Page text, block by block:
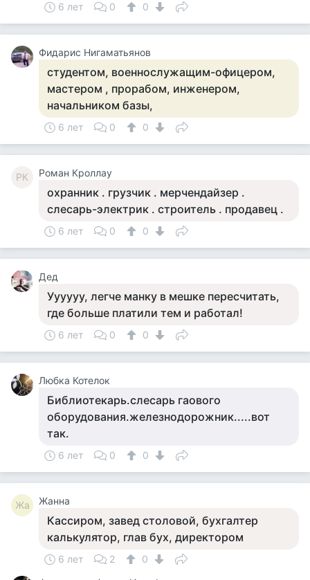
6 лет 0 0
Фидарис Нигаматьянов
студентом, военнослужащим-офицером,
мастером , прорабом, инженером,
начальником базы,
6 лет 0 0
РК Роман Кроллау
охранник . грузчик . мерчендайзер .
слесарь-электрик . строитель . продавец .
6 лет 0 0
Дед
Уууууу, легче манку в мешке пересчитать,
где больше платили тем и работал!
6 лет 0 0
Любка Котелок
Библиотекарь.слесарь гаового
оборудования.железнодорожник.....вот
так.
6 лет 0 0
Жа Жанна
Кассиром, завед столовой, бухгалтер
калькулятор, глав бух, директором
6 лет 2
0